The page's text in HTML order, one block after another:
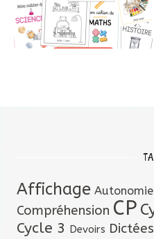
Affichage Autonomie
Compréhension CP
Cycle 3 Devoirs Dictées